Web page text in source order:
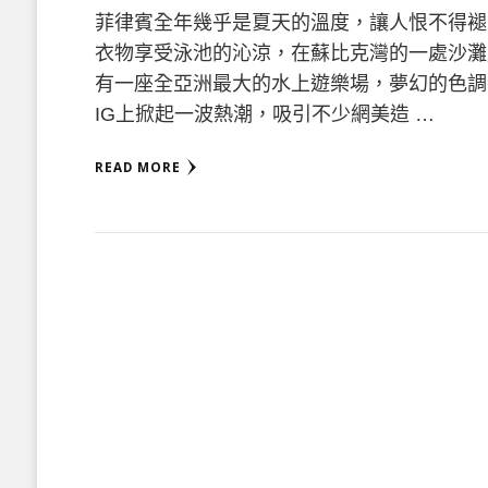
菲律賓全年幾乎是夏天的溫度，讓人恨不得
衣物享受泳池的沁涼，在蘇比克灣的一處沙灘
有一座全亞洲最大的水上遊樂場，夢幻的色
IG上掀起一波熱潮，吸引不少網美造 …
READ MORE